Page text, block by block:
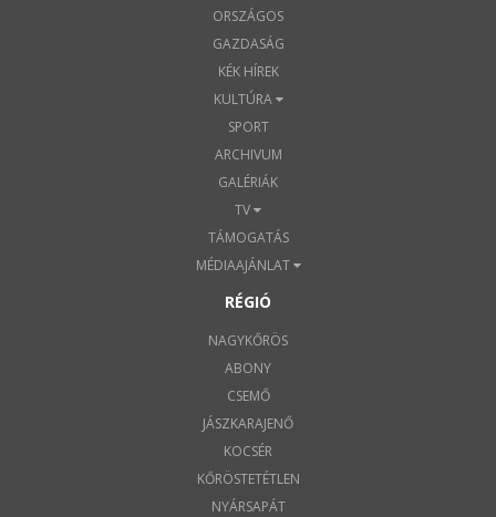
ORSZÁGOS
GAZDASÁG
KÉK HÍREK
KULTÚRA
SPORT
ARCHIVUM
GALÉRIÁK
TV
TÁMOGATÁS
MÉDIAAJÁNLAT
RÉGIÓ
NAGYKŐRÖS
ABONY
CSEMŐ
JÁSZKARAJENŐ
KOCSÉR
KŐRÖSTETÉTLEN
NYÁRSAPÁT